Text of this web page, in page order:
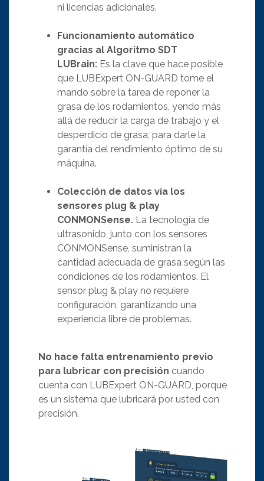
ni licencias adicionales.
Funcionamiento automático
gracias al Algoritmo SDT
LUBrain: Es la clave que hace posible
que LUBExpert ON-GUARD tome el
mando sobre la tarea de reponer la
grasa de los rodamientos, yendo más
allá de reducir la carga de trabajo y el
desperdicio de grasa, para darle la
garantía del rendimiento óptimo de su
máquina.
Colección de datos vía los
sensores plug & play
CONMONSense. La tecnología de
ultrasonido, junto con los sensores
CONMONSense, suministran la
cantidad adecuada de grasa según las
condiciones de los rodamientos. El
sensor plug & play no requiere
configuración, garantizando una
experiencia libre de problemas.
No hace falta entrenamiento previo
para lubricar con precisión cuando
cuenta con LUBExpert ON-GUARD, porque
es un sistema que lubricará por usted con
precisión.